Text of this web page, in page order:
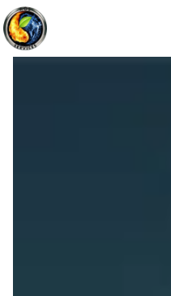
Panneau de gestion des cookies